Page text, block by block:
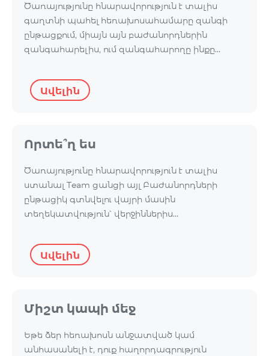
Ծառայությունը հնարավորություն է տալիս
գաղտնի պահել հեռախոսահամարը զանգի
ընթացքում, միայն այն բաժանորդներին
զանգահարելիս, ում զանգահարողը ինքը…
Ավելին
Որտե՞ղ ես
Ծառայությունը հնարավորություն է տալիս
ստանալ Team ցանցի այլ Բաժանորդների
ընթացիկ գտնվելու վայրի մասին
տեղեկատվություն՝ վերջիններիս…
Ավելին
Միշտ կապի մեջ
Եթե ձեր հեռախոսն անջատված կամ
անհասանելի է, դուք հաղորդագրություն